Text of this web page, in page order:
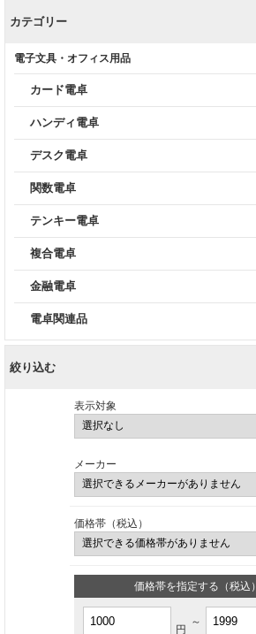
カテゴリー
電子文具・オフィス用品
カード電卓
ハンディ電卓
デスク電卓
関数電卓
テンキー電卓
複合電卓
金融電卓
電卓関連品
絞り込む
表示対象
メーカー
価格帯（税込）
価格帯を指定する（税込）
円
～